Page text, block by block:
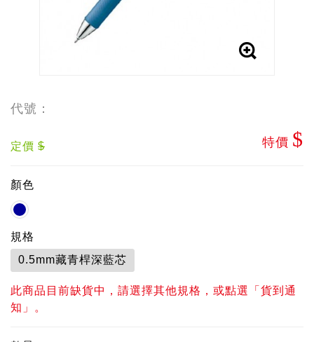
代號：
定價 $ 特價 $
顏色
規格
0.5mm藏青桿深藍芯
此商品目前缺貨中，請選擇其他規格，或點選「貨到通
知」。